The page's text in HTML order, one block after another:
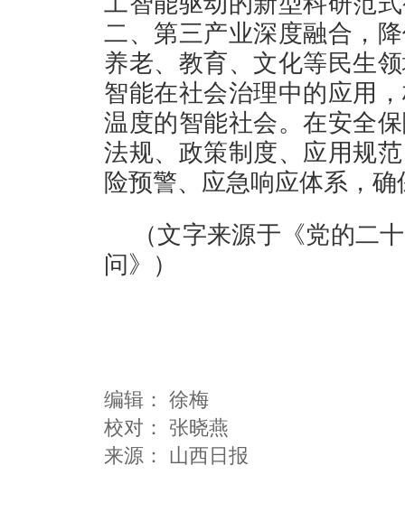
二、第三产业深度融合，
养老、教育、文化等民生
智能在社会治理中的应用
温度的智能社会。在安全
法规、政策制度、应用规
险预警、应急响应体系，
（文字来源于《党的二
问》）
编辑： 徐梅
校对： 张晓燕